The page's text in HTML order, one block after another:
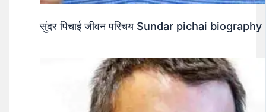
सुंदर पिचाई जीवन परिचय Sundar pichai